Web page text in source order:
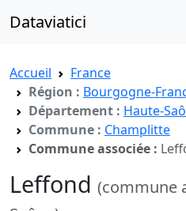
Dataviatici
Accueil
France
Région : Bourgogne-
Département : Haute-
Commune : Champlitte
Commune associée :
Leffond (commune